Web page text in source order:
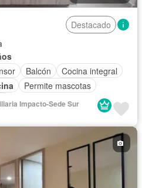
Destacado
Balcón
Cocina integral
Permite mascotas
Impacto-Sede Sur